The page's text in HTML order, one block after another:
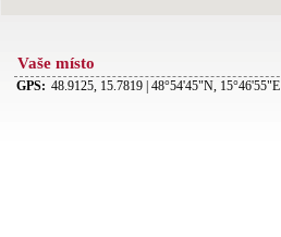
Vaše místo
GPS: 48.9125, 15.7819 | 48°54'45"N, 15°46'55"E